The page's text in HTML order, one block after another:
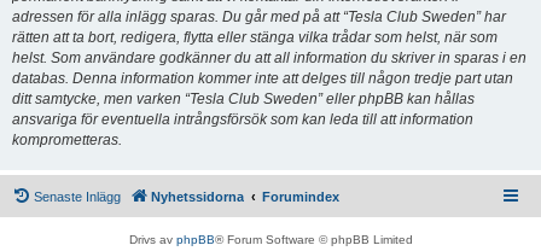
adressen för alla inlägg sparas. Du går med på att “Tesla Club Sweden” har
rätten att ta bort, redigera, flytta eller stänga vilka trådar som helst, när som
helst. Som användare godkänner du att all information du skriver in sparas i en
databas. Denna information kommer inte att delges till någon tredje part utan
ditt samtycke, men varken “Tesla Club Sweden” eller phpBB kan hållas
ansvariga för eventuella intrångsförsök som kan leda till att information
komprometteras.
Senaste Inlägg Nyhetssidorna Forumindex
Drivs av phpBB® Forum Software © phpBB Limited